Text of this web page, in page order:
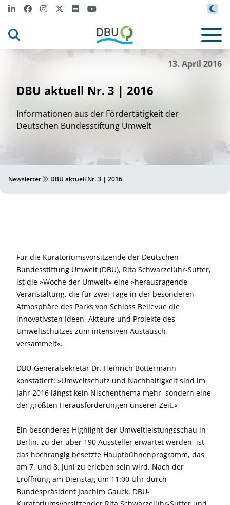
13. April 2016
DBU aktuell Nr. 3 | 2016
Informationen aus der Fördertätigkeit der
Deutschen Bundesstiftung Umwelt
Newsletter DBU aktuell Nr. 3 | 2016
Für die Kuratoriumsvorsitzende der Deutschen
Bundesstiftung Umwelt (DBU), Rita Schwarzelühr-Sutter,
ist die »Woche der Umwelt« eine »herausragende
Veranstaltung, die für zwei Tage in der besonderen
Atmosphäre des Parks von Schloss Bellevue die
innovativsten Ideen, Akteure und Projekte des
Umweltschutzes zum intensiven Austausch
versammelt«.
DBU-Generalsekretär Dr. Heinrich Bottermann
konstatiert: »Umweltschutz und Nachhaltigkeit sind im
Jahr 2016 längst kein Nischenthema mehr, sondern eine
der größten Herausforderungen unserer Zeit.«
Ein besonderes Highlight der Umweltleistungsschau in
Berlin, zu der über 190 Aussteller erwartet werden, ist
das hochrangig besetzte Hauptbühnenprogramm, das
am 7. und 8. Juni zu erleben sein wird. Nach der
Eröffnung am Dienstag um 11:00 Uhr durch
Bundespräsident Joachim Gauck, DBU-